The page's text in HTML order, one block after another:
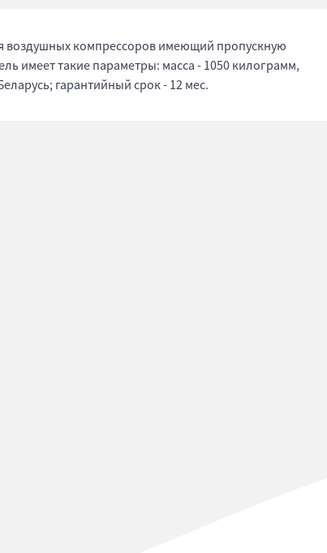
воздушных компрессоров имеющий пропускную
имеет такие параметры: масса - 1050 килограмм,
гарантийный срок - 12 мес.